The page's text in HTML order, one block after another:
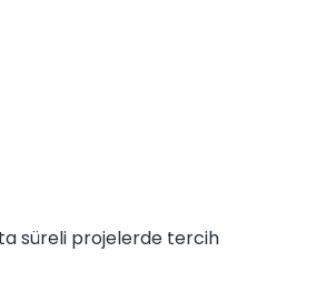
süreli projelerde tercih